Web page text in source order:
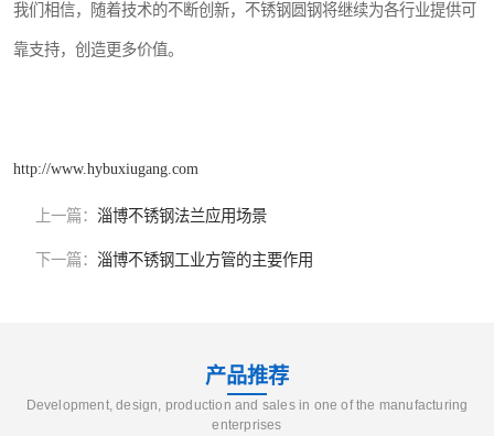
我们相信，随着技术的不断创新，不锈钢圆钢将继续为各行业提供可
靠支持，创造更多价值。
http://www.hybuxiugang.com
上一篇： 淄博不锈钢法兰应用场景
下一篇： 淄博不锈钢工业方管的主要作用
产品推荐
Development, design, production and sales in one of the manufacturing
enterprises